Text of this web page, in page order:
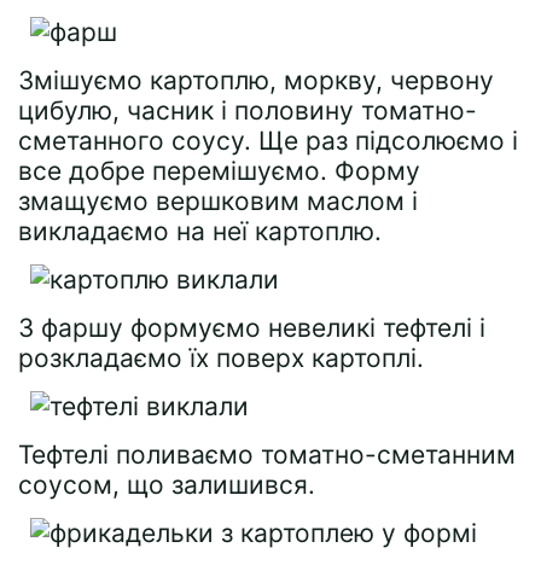
Змішуємо картоплю, моркву, червону
цибулю, часник і половину томатно-
сметанного соусу. Ще раз підсолюємо і
все добре перемішуємо. Форму
змащуємо вершковим маслом і
викладаємо на неї картоплю.
З фаршу формуємо невеликі тефтелі і
розкладаємо їх поверх картоплі.
Тефтелі поливаємо томатно-сметанним
соусом, що залишився.